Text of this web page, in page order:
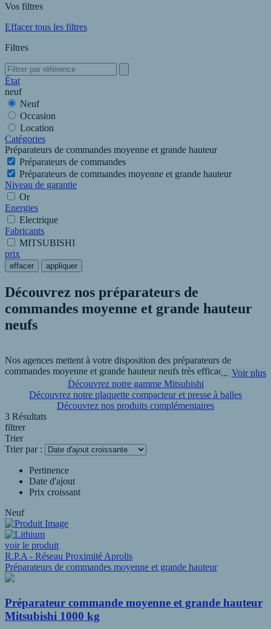
Vos filtres
Effacer tous les filtres
Filtres
État
neuf
Neuf
Occasion
Location
Catégories
Préparateurs de commandes moyenne et grande hauteur
Préparateurs de commandes
Préparateurs de commandes moyenne et grande hauteur
Niveau de garantie
Or
Energies
Electrique
Fabricants
MITSUBISHI
prix
effacer appliquer
Découvrez nos préparateurs de
commandes moyenne et grande hauteur
neufs
Nos agences mettent à votre disposition des préparateurs de
commandes moyenne et grande hauteur neufs très efficaces qui
permettent d’accéder aux marchandises les plus hautes de votre
entrepôt. Chaque modèle de notre gamme de préparateurs de
commandes est conçu pour répondre aux besoins des centres de
distribution et de prélèvements rapides (fast picking) et excelle dans
les applications avec allées très étroites, y compris guidées et
câblées. R.P.A - Manutention Vivier à Sainte Catherine met à votre
disposition de nombreuses références de préparateurs de commandes
Pour toutes questions ou informations complémentaires, n'hésitez
Voir plus
Découvrez notre gamme Mitsubishi
Découvrez notre plaquette compacteur et presse à balles
Découvrez nos produits complémentaires
3 Résultats
filtrer
Trier
Trier par :
Pertinence
Date d'ajout
Prix croissant
Neuf
voir le produit
R.P.A - Réseau Proximité Aprolis
Préparateurs de commandes moyenne et grande hauteur
Préparateur commande moyenne et grande hauteur
Mitsubishi 1000 kg